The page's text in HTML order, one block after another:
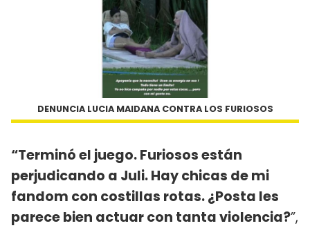
DENUNCIA LUCIA MAIDANA CONTRA LOS FURIOSOS
“Terminó el juego. Furiosos están
perjudicando a Juli. Hay chicas de mi
fandom con costillas rotas. ¿Posta les
parece bien actuar con tanta violencia?”,